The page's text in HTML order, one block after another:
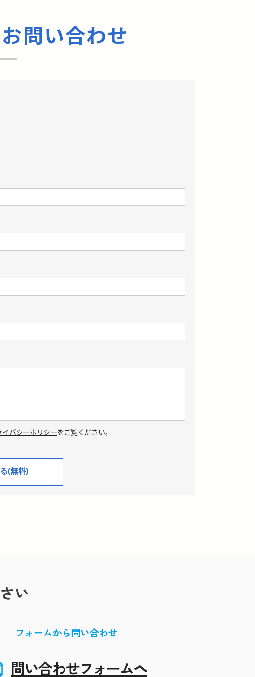
問い合わせ
イバシーポリシーをご覧ください。
い
フォームから問い合わせ
問い合わせフォームヘ